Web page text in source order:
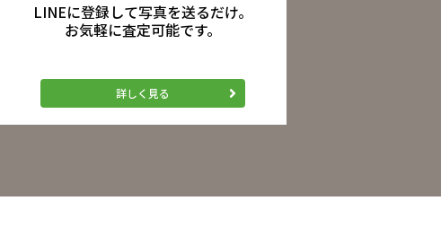
LINEに登録して写真を送るだけ。
お気軽に査定可能です。
詳しく見る